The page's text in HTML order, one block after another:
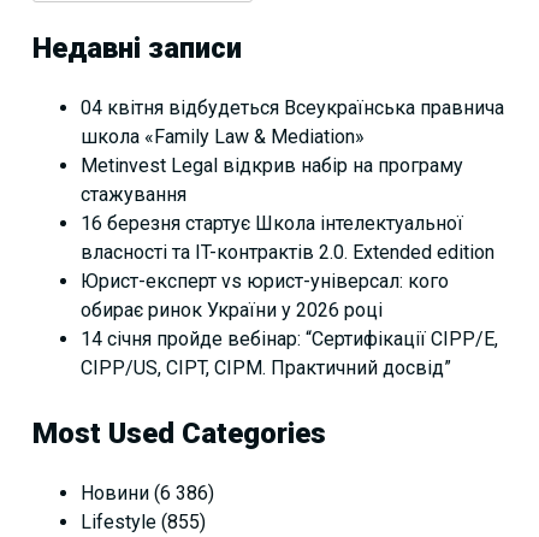
Недавні записи
04 квітня відбудеться Всеукраїнська правнича
школа «Family Law & Mediation»
Metinvest Legal відкрив набір на програму
стажування
16 березня стартує Школа інтелектуальної
власності та IT-контрактів 2.0. Extended edition
Юрист-експерт vs юрист-універсал: кого
обирає ринок України у 2026 році
14 січня пройде вебінар: “Сертифікації СІРР/Е,
CIPP/US, CIPT, CIPM. Практичний досвід”
Most Used Categories
Новини (6 386)
Lifestyle (855)